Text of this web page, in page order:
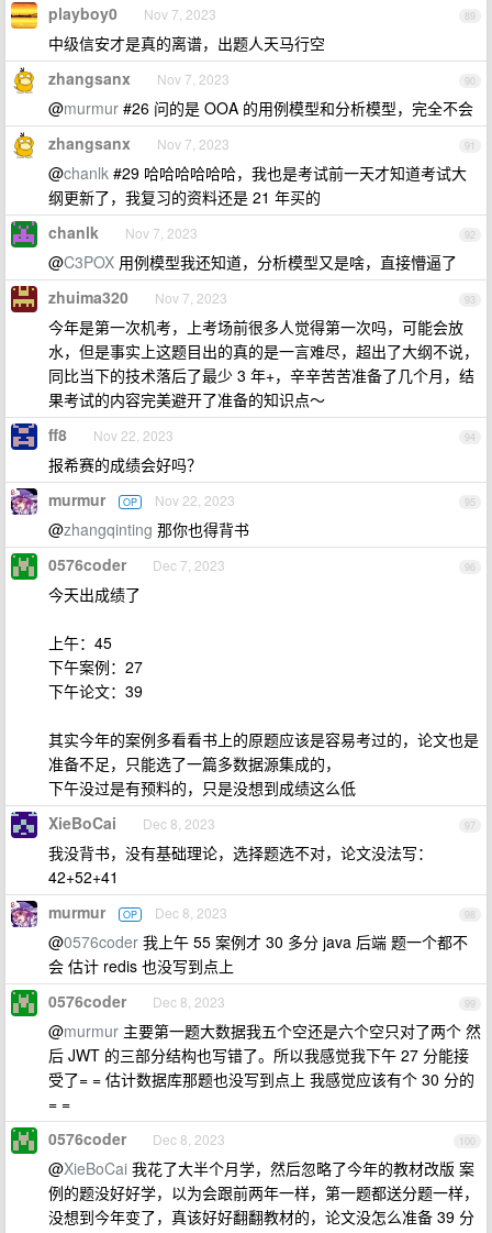
89
playboy0 Nov 7, 2023
中级信安才是真的离谱，出题人天马行空
90
zhangsanx Nov 7, 2023
@murmur #26 问的是 OOA 的用例模型和分析模型，完全不会
91
zhangsanx Nov 7, 2023
@chanlk #29 哈哈哈哈哈哈，我也是考试前一天才知道考试大
纲更新了，我复习的资料还是 21 年买的
92
chanlk Nov 7, 2023
@C3POX 用例模型我还知道，分析模型又是啥，直接懵逼了
93
zhuima320 Nov 7, 2023
今年是第一次机考，上考场前很多人觉得第一次吗，可能会放
水，但是事实上这题目出的真的是一言难尽，超出了大纲不说，
同比当下的技术落后了最少 3 年+，辛辛苦苦准备了几个月，结
果考试的内容完美避开了准备的知识点～
94
ff8 Nov 22, 2023
报希赛的成绩会好吗？
95
murmur OP Nov 22, 2023
@zhangqinting 那你也得背书
96
0576coder Dec 7, 2023
今天出成绩了
上午：45
下午案例：27
下午论文：39
其实今年的案例多看看书上的原题应该是容易考过的，论文也是
准备不足，只能选了一篇多数据源集成的，
下午没过是有预料的，只是没想到成绩这么低
97
XieBoCai Dec 8, 2023
我没背书，没有基础理论，选择题选不对，论文没法写：
42+52+41
98
murmur OP Dec 8, 2023
@0576coder 我上午 55 案例才 30 多分 java 后端 题一个都不
会 估计 redis 也没写到点上
99
0576coder Dec 8, 2023
@murmur 主要第一题大数据我五个空还是六个空只对了两个 然
后 JWT 的三部分结构也写错了。所以我感觉我下午 27 分能接
受了= = 估计数据库那题也没写到点上 我感觉应该有个 30 分的
= =
100
0576coder Dec 8, 2023
@XieBoCai 我花了大半个月学，然后忽略了今年的教材改版 案
例的题没好好学，以为会跟前两年一样，第一题都送分题一样，
没想到今年变了，真该好好翻翻教材的，论文没怎么准备 39 分